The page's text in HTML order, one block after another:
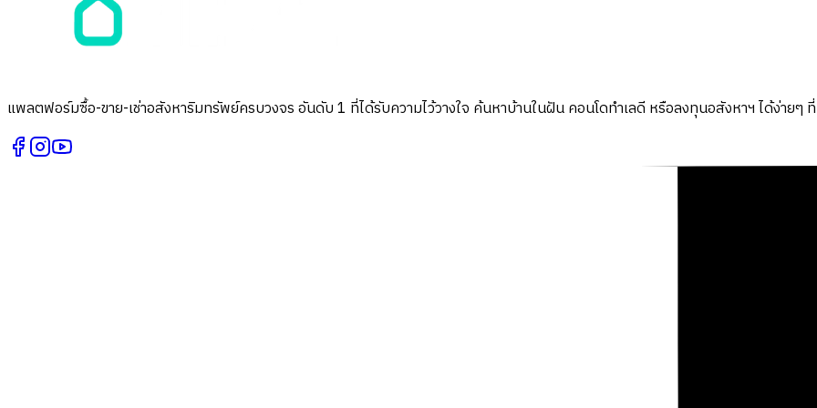
แพลตฟอร์มซื้อ-ขาย-เช่าอสังหาริมทรัพย์ครบวงจร อันดับ 1 ที่ได้รับความไว้วางใจ ค้นหาบ้านในฝัน คอนโดทำเลดี หรือลงทุนอสังหาฯ ได้ง่ายๆ